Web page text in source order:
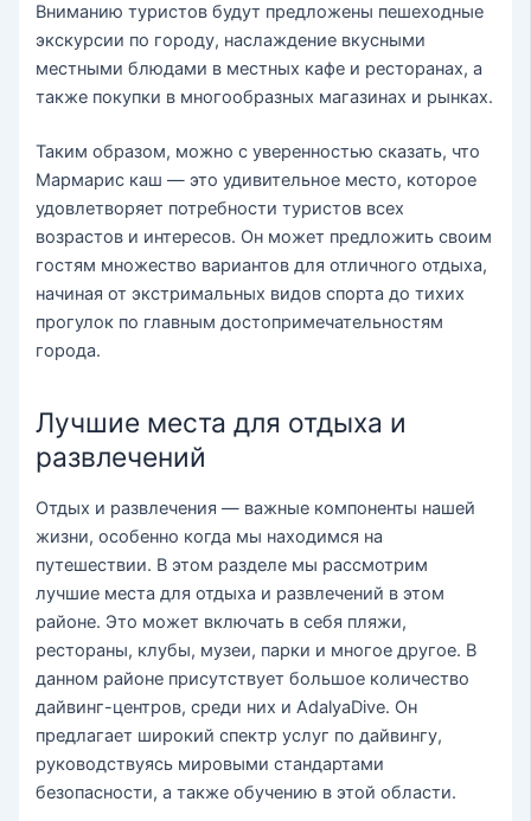
Вниманию туристов будут предложены пешеходные
экскурсии по городу, наслаждение вкусными
местными блюдами в местных кафе и ресторанах, а
также покупки в многообразных магазинах и рынках.
Таким образом, можно с уверенностью сказать, что
Мармарис каш — это удивительное место, которое
удовлетворяет потребности туристов всех
возрастов и интересов. Он может предложить своим
гостям множество вариантов для отличного отдыха,
начиная от экстримальных видов спорта до тихих
прогулок по главным достопримечательностям
города.
Лучшие места для отдыха и
развлечений
Отдых и развлечения — важные компоненты нашей
жизни, особенно когда мы находимся на
путешествии. В этом разделе мы рассмотрим
лучшие места для отдыха и развлечений в этом
районе. Это может включать в себя пляжи,
рестораны, клубы, музеи, парки и многое другое. В
данном районе присутствует большое количество
дайвинг-центров, среди них и AdalyaDive. Он
предлагает широкий спектр услуг по дайвингу,
руководствуясь мировыми стандартами
безопасности, а также обучению в этой области.